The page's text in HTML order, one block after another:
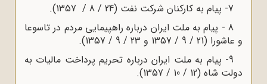
7- پیام به کارکنان شرکت نفت (24 / 8 / 1357).
8 - پیام به ملت ایران درباره راهپیمایی مردم در تاسوعا
و عاشورا (21 / 9 / 1357 و 23 / 9 / 1357).
9- پیام به ملت ایران درباره تحریم پرداخت مالیات به
دولت شاه (12 / 10 / 1357)
.